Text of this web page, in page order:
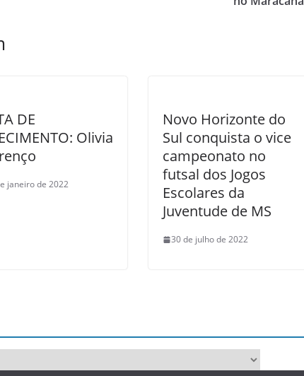
DE
Olivia
janeiro de 2022
Novo Horizonte do
Sul conquista o vice
campeonato no
futsal dos Jogos
Escolares da
Juventude de MS
30 de julho de 2022